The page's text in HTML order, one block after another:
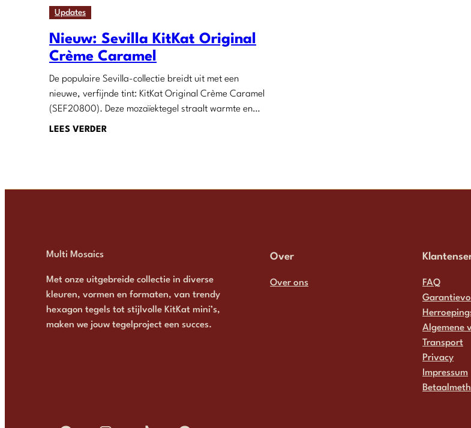
Updates
Nieuw: Sevilla KitKat Original
Crème Caramel
De populaire Sevilla-collectie breidt uit met een
nieuwe, verfijnde tint: KitKat Original Crème Caramel
(SEF20800). Deze mozaïektegel straalt warmte en…
LEES VERDER
Multi Mosaics
Met onze uitgebreide collectie in diverse
kleuren, vormen en formaten, van trendy
hexagon tegels tot stijlvolle KitKat mini’s,
maken we jouw tegelproject een succes.
Over
Over ons
FAQ
Algemene
Transport
Privacy
Impressum